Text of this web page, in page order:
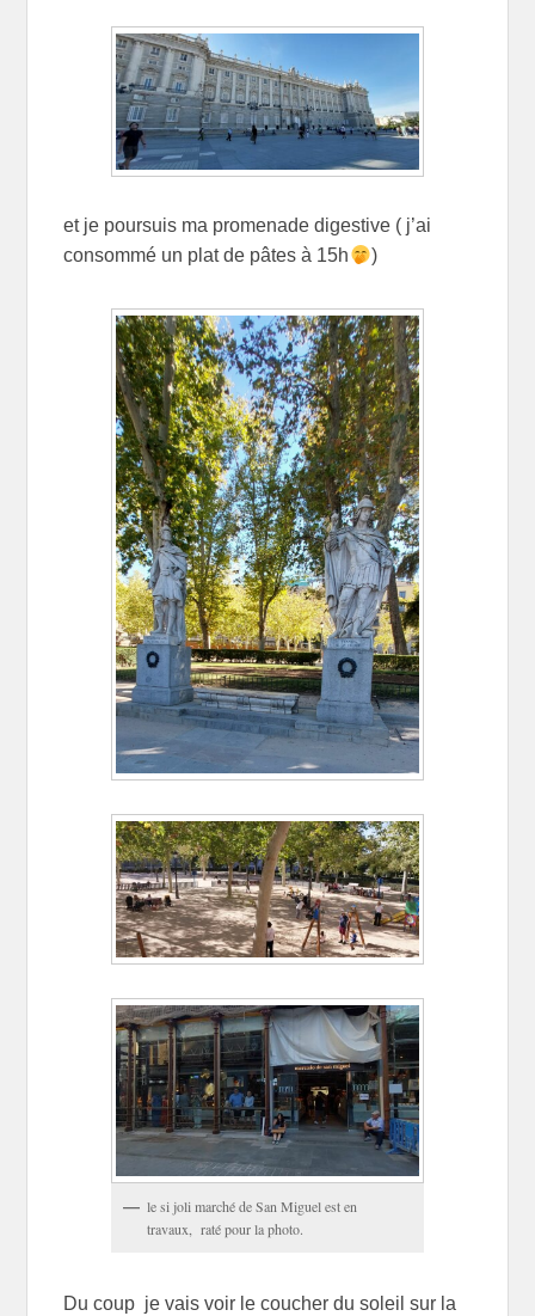
et je poursuis ma promenade digestive ( j’ai
consommé un plat de pâtes à 15h
)
le si joli marché de San Miguel est en
travaux, raté pour la photo.
Du coup je vais voir le coucher du soleil sur la